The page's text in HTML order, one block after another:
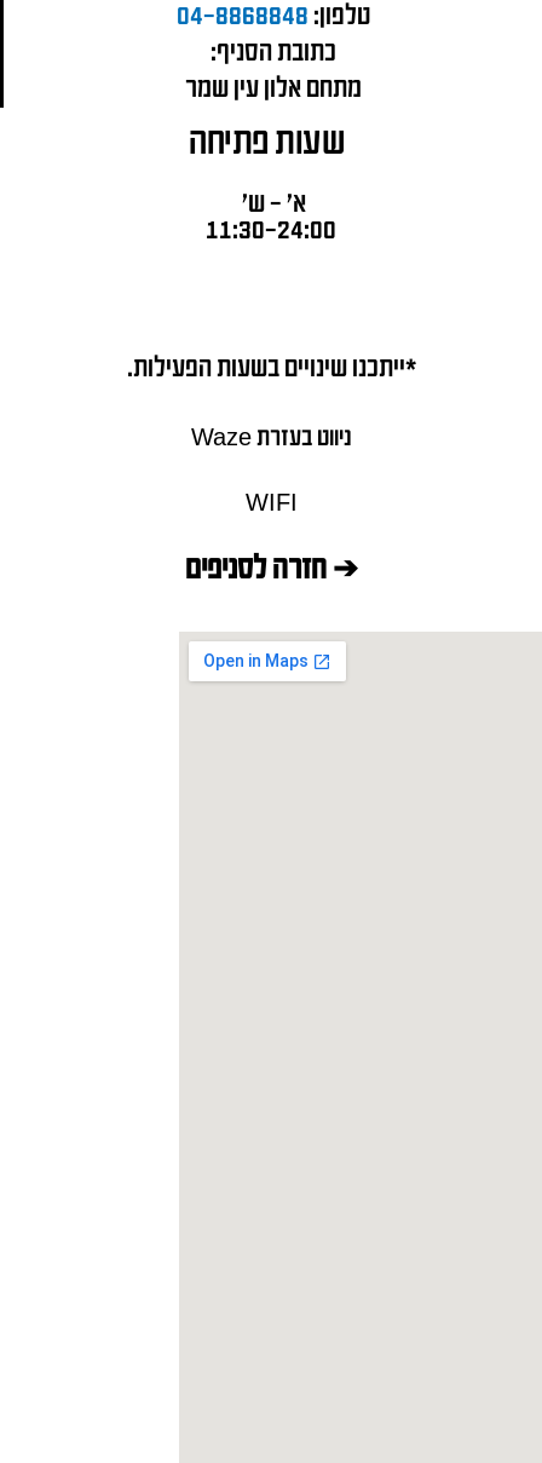
טלפון: 04-8868848
כתובת הסניף:
מתחם אלון עין שמר
שעות פתיחה
א' – ש'
11:30-24:00
*ייתכנו שינויים בשעות הפעילות.
ניווט בעזרת Waze
WIFI
➔ חזרה לסניפים